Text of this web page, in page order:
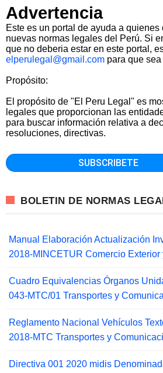
Advertencia
Este es un portal de ayuda a
nuevas normas legales del Perú. Si
que no deberia estar en este portal,
elperulegal@gmail.com para que
Propósito:
El propósito de "El Peru Legal" es
legales que proporcionan las
para buscar información relativa a
resoluciones, directivas.
BOLETIN DE NORMAS
Manual Elaboración Actualización
2018-MINCETUR Comercio Exterior
Cuadro Equivalencias Órganos
043-MTC/01 Transportes y
Reglamento Nacional Vehículos
2018-MTC Transportes y
Directiva 001 2020 midis